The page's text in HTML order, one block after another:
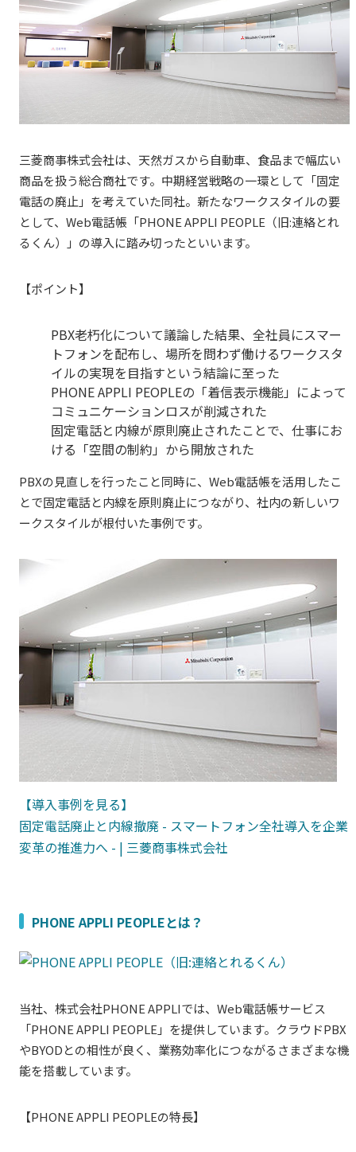
三菱商事株式会社は、天然ガスから自動車、食品まで幅広い
商品を扱う総合商社です。中期経営戦略の一環として「固定
電話の廃止」を考えていた同社。新たなワークスタイルの要
として、Web電話帳「PHONEAPPLI PEOPLE （旧:連絡とれ
るくん）」の導入に踏み切ったといいます。
【ポイント】
PBX老朽化について議論した結果、全社員にスマー
トフォンを配布し、場所を問わず働けるワークスタ
イルの実現を目指すという結論に至った
PHONE APPLI PEOPLEの「着信表示機能」によって
コミュニケーションロスが削減された
固定電話と内線が原則廃止されたことで、仕事にお
ける「空間の制約」から開放された
PBXの見直しを行ったこと同時に、Web電話帳を活用したこ
とで固定電話と内線を原則廃止につながり、社内の新しいワ
ークスタイルが根付いた事例です。
【導入事例を見る】
固定電話廃止と内線撤廃 - スマートフォン全社導入を企業
変革の推進力へ - | 三菱商事株式会社
PHONE APPLI PEOPLEとは？
当社、株式会社PHONEAPPLIでは、Web電話帳サービス
「PHONEAPPLI PEOPLE」を提供しています。クラウドPBX
やBYODとの相性が良く、業務効率化につながるさまざまな機
能を搭載しています。
【PHONEAPPLI PEOPLEの特長】